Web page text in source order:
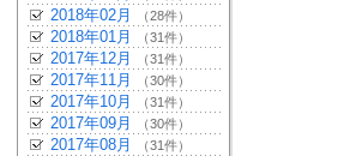
2018年02月 （28件）
2018年01月 （31件）
2017年12月 （31件）
2017年11月 （30件）
2017年10月 （31件）
2017年09月 （30件）
2017年08月 （31件）